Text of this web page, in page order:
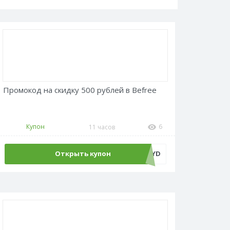
Промокод на скидку 500 рублей в Befree
Купон 11 часов 6
Открыть купон ADM500C4YD